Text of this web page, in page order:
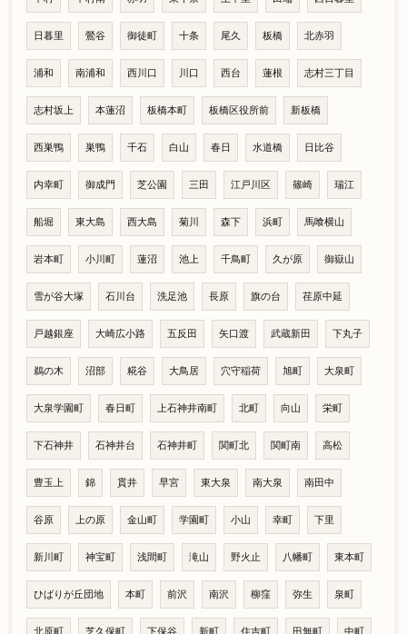
日暮里 鶯谷 御徒町 十条 尾久 板橋 北赤羽
浦和 南浦和 西川口 川口 西台 蓮根 志村三丁目
志村坂上 本蓮沼 板橋本町 板橋区役所前 新板橋
西巣鴨 巣鴨 千石 白山 春日 水道橋 日比谷
内幸町 御成門 芝公園 三田 江戸川区 篠崎 瑞江
船堀 東大島 西大島 菊川 森下 浜町 馬喰横山
岩本町 小川町 蓮沼 池上 千鳥町 久が原 御嶽山
雪が谷大塚 石川台 洗足池 長原 旗の台 荏原中延
戸越銀座 大崎広小路 五反田 矢口渡 武蔵新田 下丸子
鵜の木 沼部 糀谷 大鳥居 穴守稲荷 旭町 大泉町
大泉学園町 春日町 上石神井南町 北町 向山 栄町
下石神井 石神井台 石神井町 関町北 関町南 高松
豊玉上 錦 貫井 早宮 東大泉 南大泉 南田中
谷原 上の原 金山町 学園町 小山 幸町 下里
新川町 神宝町 浅間町 滝山 野火止 八幡町 東本町
ひばりが丘団地 本町 前沢 南沢 柳窪 弥生 泉町
北原町 芝久保町 下保谷 新町 住吉町 田無町 中町